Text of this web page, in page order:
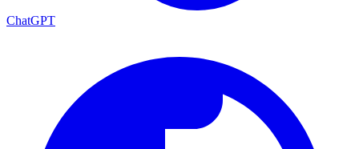
ChatGPT